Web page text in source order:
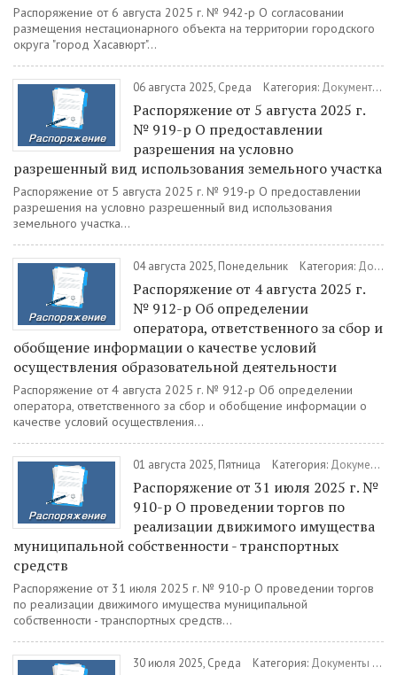
Распоряжение от 6 августа 2025 г. № 942-р О согласовании
размещения нестационарного объекта на территории городского
округа "город Хасавюрт"...
06 августа 2025, Среда Категория: Документы /
Распоряжение от 5 августа 2025 г.
№ 919-р О предоставлении
разрешения на условно
разрешенный вид использования земельного участка
Распоряжение от 5 августа 2025 г. № 919-р О предоставлении
разрешения на условно разрешенный вид использования
земельного участка...
04 августа 2025, Понедельник Категория: Документы
Распоряжение от 4 августа 2025 г.
№ 912-р Об определении
оператора, ответственного за сбор и
обобщение информации о качестве условий
осуществления образовательной деятельности
Распоряжение от 4 августа 2025 г. № 912-р Об определении
оператора, ответственного за сбор и обобщение информации о
качестве условий осуществления...
01 августа 2025, Пятница Категория: Документы
Распоряжение от 31 июля 2025 г. №
910-р О проведении торгов по
реализации движимого имущества
муниципальной собственности - транспортных
средств
Распоряжение от 31 июля 2025 г. № 910-р О проведении торгов
по реализации движимого имущества муниципальной
собственности - транспортных средств...
30 июля 2025, Среда Категория: Документы